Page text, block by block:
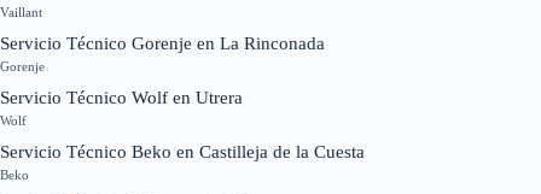
Vaillant
Servicio Técnico Gorenje en La Rinconada
Gorenje
Servicio Técnico Wolf en Utrera
Wolf
Servicio Técnico Beko en Castilleja de la Cuesta
Beko